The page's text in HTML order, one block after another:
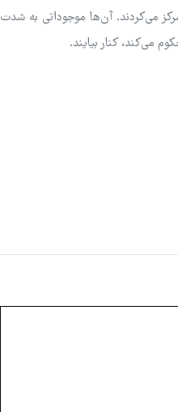
می‌کردند. آن‌ها موجوداتی به شدت
می‌کند، کنار بیایند.